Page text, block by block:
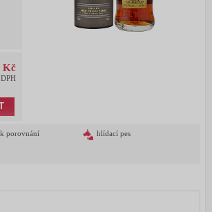
Kč
porovnání hlídací pes